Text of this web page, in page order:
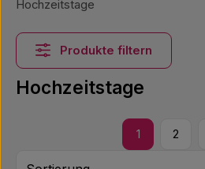
Hochzeitstage
Produkte filtern
Hochzeitstage
Seite
1
Seite
2